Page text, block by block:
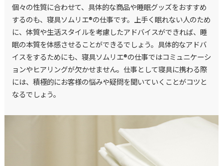
個々の性質に合わせて、具体的な商品や睡眠グッズをおすすめ
するのも、寝具ソムリエ®の仕事です。上手く眠れない人のため
に、体質や生活スタイルを考慮したアドバイスができれば、睡
眠の本質を体感させることができるでしょう。具体的なアドバ
イスをするためにも、寝具ソムリエ®の仕事ではコミュニケーシ
ョンやヒアリングが欠かせません。仕事として寝具に携わる際
には、積極的にお客様の悩みや疑問を聞いていくことがコツと
なるでしょう。